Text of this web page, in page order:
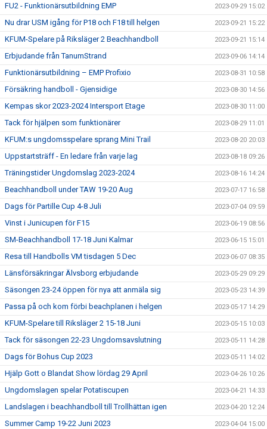
FU2 - Funktionärsutbildning EMP 2023-09-29 15:02
Nu drar USM igång för P18 och F18 till helgen 2023-09-21 15:22
KFUM-Spelare på Riksläger 2 Beachhandboll 2023-09-21 15:14
Erbjudande från TanumStrand 2023-09-06 14:14
Funktionärsutbildning – EMP Profixio 2023-08-31 10:58
Försäkring handboll - Gjensidige 2023-08-30 14:56
Kempas skor 2023-2024 Intersport Etage 2023-08-30 11:00
Tack för hjälpen som funktionärer 2023-08-29 11:01
KFUM:s ungdomsspelare sprang Mini Trail 2023-08-20 20:03
Uppstartsträff - En ledare från varje lag 2023-08-18 09:26
Träningstider Ungdomslag 2023-2024 2023-08-16 14:24
Beachhandboll under TAW 19-20 Aug 2023-07-17 16:58
Dags för Partille Cup 4-8 Juli 2023-07-04 09:59
Vinst i Junicupen för F15 2023-06-19 08:56
SM-Beachhandboll 17-18 Juni Kalmar 2023-06-15 15:01
Resa till Handbolls VM tisdagen 5 Dec 2023-06-07 08:35
Länsförsäkringar Älvsborg erbjudande 2023-05-29 09:29
Säsongen 23-24 öppen för nya att anmäla sig 2023-05-23 14:39
Passa på och kom förbi beachplanen i helgen 2023-05-17 14:29
KFUM-Spelare till Riksläger 2 15-18 Juni 2023-05-15 10:03
Tack för säsongen 22-23 Ungdomsavslutning 2023-05-11 14:28
Dags för Bohus Cup 2023 2023-05-11 14:02
Hjälp Gott o Blandat Show lördag 29 April 2023-04-26 10:26
Ungdomslagen spelar Potatiscupen 2023-04-21 14:33
Landslagen i beachhandboll till Trollhättan igen 2023-04-20 12:24
Summer Camp 19-22 Juni 2023 2023-04-04 15:00